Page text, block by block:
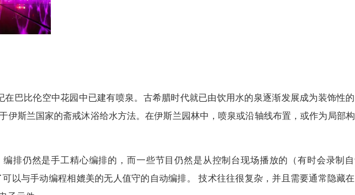
在巴比伦空中花园中已建有喷泉。古希腊时代就已由饮用水的泉逐渐发展成为装饰性
伊斯兰国家的斋戒沐浴给水方法。在伊斯兰园林中，喷泉或沿轴线布置，或作为局部
排仍然是手工精心编排的，而一些节目仍然是从控制台现场播放的（有时会录制
以与手动编程相媲美的无人值守的自动编排。 技术往往很复杂，并且需要通常隐藏